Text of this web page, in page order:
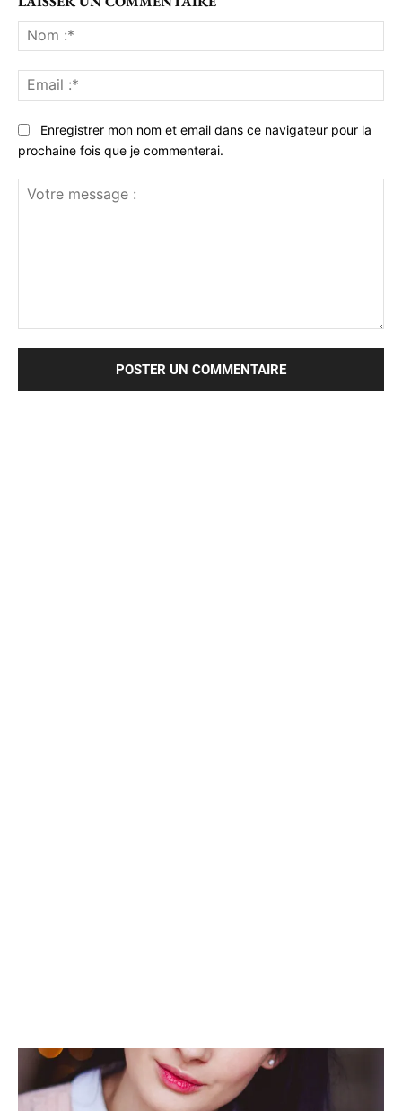
:*
:*
Enregistrer mon nom et email dans ce navigateur pour la
prochaine fois que je commenterai.